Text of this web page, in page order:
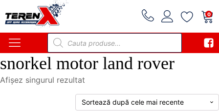
0
Products
search
snorkel motor land rover
Afișez singurul rezultat